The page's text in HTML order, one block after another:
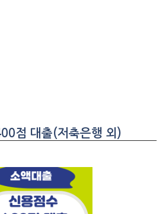
점 대출(저축은행 외)